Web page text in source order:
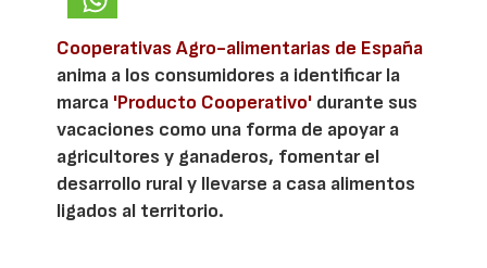
Cooperativas Agro-alimentarias de España
anima a los consumidores a identificar la
marca 'Producto Cooperativo' durante sus
vacaciones como una forma de apoyar a
agricultores y ganaderos, fomentar el
desarrollo rural y llevarse a casa alimentos
ligados al territorio.